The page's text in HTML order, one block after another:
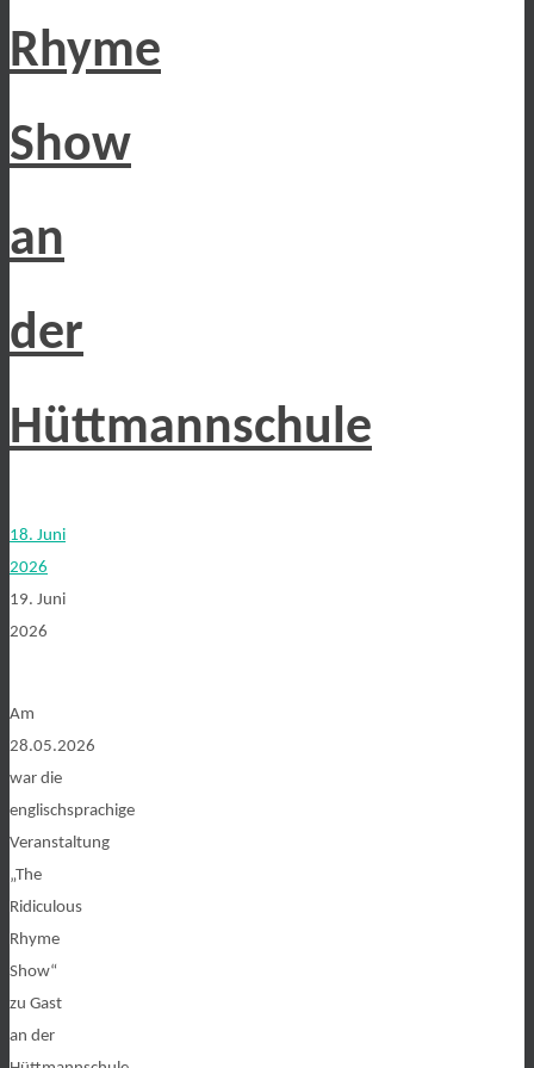
Rhyme
Show
an
der
Hüttmannschule
18. Juni
2026
19. Juni
2026
Am
28.05.2026
war die
englischsprachige
Veranstaltung
„The
Ridiculous
Rhyme
Show“
zu Gast
an der